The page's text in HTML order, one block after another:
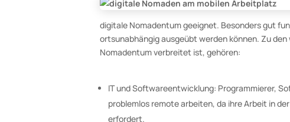
digitale Nomadentum geeignet. Besonders gut
ortsunabhängig ausgeübt werden können. Zu
Nomadentum verbreitet ist, gehören:
IT und Softwareentwicklung: Programmierer,
problemlos remote arbeiten, da ihre Arbeit in
erfordert.